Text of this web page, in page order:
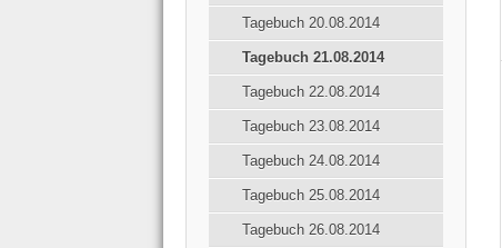
Tagebuch 20.08.2014
Tagebuch 21.08.2014
Tagebuch 22.08.2014
Tagebuch 23.08.2014
Tagebuch 24.08.2014
Tagebuch 25.08.2014
Tagebuch 26.08.2014